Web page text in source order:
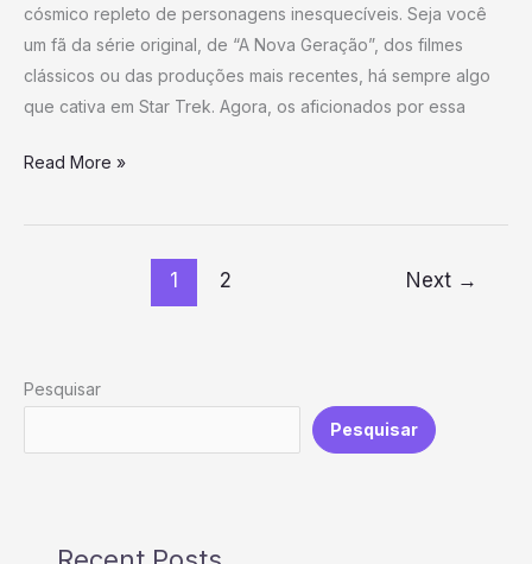
cósmico repleto de personagens inesquecíveis. Seja você
um fã da série original, de “A Nova Geração”, dos filmes
clássicos ou das produções mais recentes, há sempre algo
que cativa em Star Trek. Agora, os aficionados por essa
Read More »
1 2 Next →
Pesquisar
Pesquisar